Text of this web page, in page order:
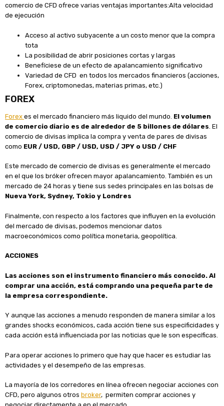
comercio de CFD ofrece varias ventajas importantes:Alta velocidad
de ejecución
Acceso al activo subyacente a un costo menor que la compra
tota
La posibilidad de abrir posiciones cortas y largas
Benefíciese de un efecto de apalancamiento significativo
Variedad de CFD en todos los mercados financieros (acciones,
Forex, criptomonedas, materias primas, etc.)
FOREX
Forex es el mercado financiero más liquido del mundo. El volumen
de comercio diario es de alrededor de 5 billones de dólares . El
comercio de divisas implica la compra y venta de pares de divisas
como EUR / USD, GBP / USD, USD / JPY o USD / CHF
Este mercado de comercio de divisas es generalmente el mercado
en el que los bróker ofrecen mayor apalancamiento. También es un
mercado de 24 horas y tiene sus sedes principales en las bolsas de
Nueva York, Sydney, Tokio y Londres
Finalmente, con respecto a los factores que influyen en la evolución
del mercado de divisas, podemos mencionar datos
macroeconómicos como política monetaria, geopolítica.
ACCIONES
Las acciones son el instrumento financiero más conocido. Al
comprar una acción, está comprando una pequeña parte de
la empresa correspondiente.
Y aunque las acciones a menudo responden de manera similar a los
grandes shocks económicos, cada acción tiene sus especificidades y
cada acción está influenciada por las noticias que le son específicas.
Para operar acciones lo primero que hay que hacer es estudiar las
actividades y el desempeño de las empresas.
La mayoría de los corredores en línea ofrecen negociar acciones con
CFD, pero algunos otros broker, permiten comprar acciones y